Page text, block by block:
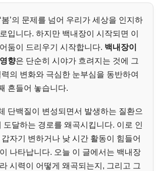
’의 문제를 넘어 우리가 세상을 인지하
입니다. 하지만 백내장이 시작되면 이
둠이 드리우기 시작합니다. 백내장이
향은 단순히 시야가 흐려지는 것에 그
의 변화와 극심한 눈부심을 동반하여
흔들어 놓습니다.
단백질이 변성되면서 발생하는 질환으
도달하는 경로를 왜곡시킵니다. 이로 인
자기 변하거나 낮 시간 활동이 힘들어
나타납니다. 오늘 이 글에서는 백내장
시력이 어떻게 왜곡되는지, 그리고 그